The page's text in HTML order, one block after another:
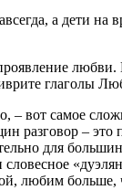
а дети
любви.
глаголы
– вот самое
разговор – это
для
словесное
любим больше,